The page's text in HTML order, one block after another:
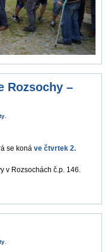
Rozsochy –
se koná ve čtvrtek 2.
v Rozsochách č.p. 146.